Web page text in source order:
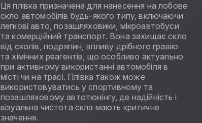
Ця плівка призначена для нанесення на лобове
скло автомобілів будь-якого типу, включаючи
легкові авто, позашляховики, мікроавтобуси
та комерційний транспорт. Вона захищає скло
від сколів, подряпин, впливу дрібного гравію
та хімічних реагентів, що особливо актуально
при активному використанні автомобіля в
місті чи на трасі. Плівка також може
використовуватись у спортивному та
позашляховому автотюнінгу, де надійність і
візуальна чистота скла мають критичне
значення.